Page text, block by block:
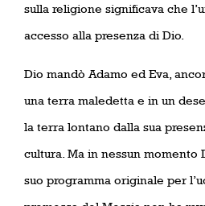
sulla religione significava che
accesso alla presenza di Dio.
Dio mandò Adamo ed Eva,
una terra maledetta e in un
la terra lontano dalla sua
cultura. Ma in nessun momento
suo programma originale per